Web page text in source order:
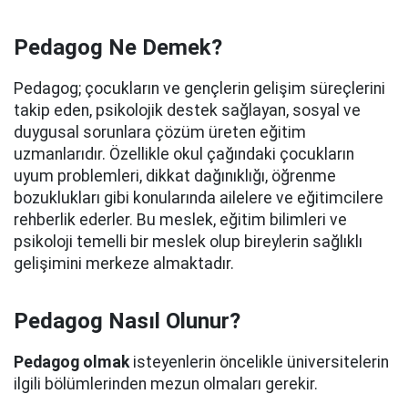
Pedagog Ne Demek?
Pedagog; çocukların ve gençlerin gelişim süreçlerini
takip eden, psikolojik destek sağlayan, sosyal ve
duygusal sorunlara çözüm üreten eğitim
uzmanlarıdır. Özellikle okul çağındaki çocukların
uyum problemleri, dikkat dağınıklığı, öğrenme
bozuklukları gibi konularında ailelere ve eğitimcilere
rehberlik ederler. Bu meslek, eğitim bilimleri ve
psikoloji temelli bir meslek olup bireylerin sağlıklı
gelişimini merkeze almaktadır.
Pedagog Nasıl Olunur?
Pedagog olmakisteyenlerin öncelikle üniversitelerin
ilgili bölümlerinden mezun olmaları gerekir.